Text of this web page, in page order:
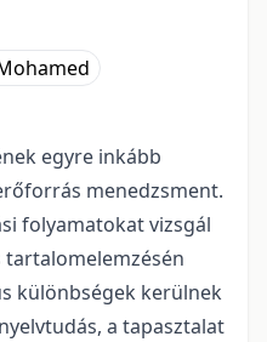
egyre inkább
menedzsment.
folyamatokat vizsgál
tartalomelemzésén
különbségek kerülnek
a tapasztalat